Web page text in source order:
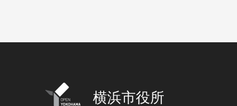
横浜市役所